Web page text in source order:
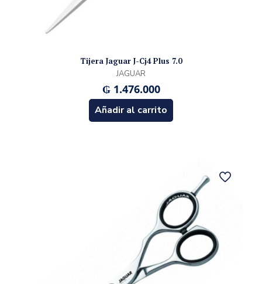
Tijera Jaguar J-Cj4 Plus 7.0
JAGUAR
₲1.476.000
Añadir al carrito